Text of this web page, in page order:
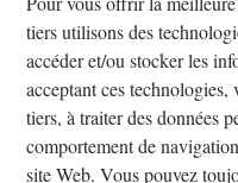
tiers utilisons des
accéder et/ou stocker les
acceptant ces
tiers, à traiter des données
comportement de
site Web. Vous pouvez